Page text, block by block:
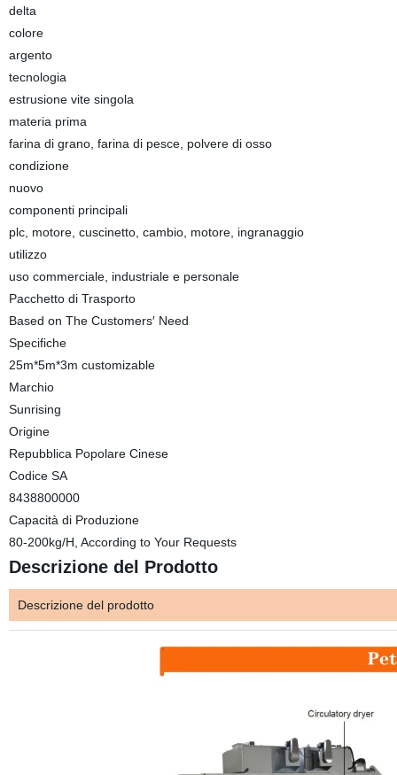
delta
colore
argento
tecnologia
estrusione vite singola
materia prima
farina di grano, farina di pesce, polvere di osso
condizione
nuovo
componenti principali
plc, motore, cuscinetto, cambio, motore, ingranaggio
utilizzo
uso commerciale, industriale e personale
Pacchetto di Trasporto
Based on The Customers′ Need
Specifiche
25m*5m*3m customizable
Marchio
Sunrising
Origine
Repubblica Popolare Cinese
Codice SA
8438800000
Capacità di Produzione
80-200kg/H, According to Your Requests
Descrizione del Prodotto
Descrizione del prodotto